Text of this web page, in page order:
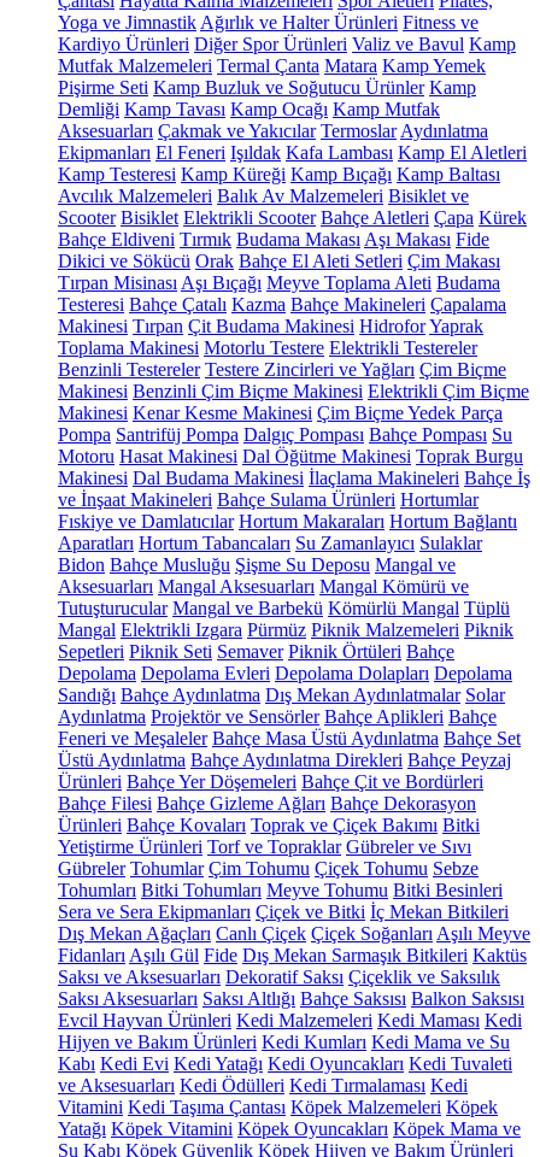
Yoga ve Jimnastik Ağırlık ve Halter Ürünleri Fitness ve
Kardiyo Ürünleri Diğer Spor Ürünleri Valiz ve Bavul Kamp
Mutfak Malzemeleri Termal Çanta Matara Kamp Yemek
Pişirme Seti Kamp Buzluk ve Soğutucu Ürünler Kamp
Demliği Kamp Tavası Kamp Ocağı Kamp Mutfak
Aksesuarları Çakmak ve Yakıcılar Termoslar Aydınlatma
Ekipmanları El Feneri Işıldak Kafa Lambası Kamp El Aletleri
Kamp Testeresi Kamp Küreği Kamp Bıçağı Kamp Baltası
Avcılık Malzemeleri Balık Av Malzemeleri Bisiklet ve
Scooter Bisiklet Elektrikli Scooter Bahçe Aletleri Çapa Kürek
Bahçe Eldiveni Tırmık Budama Makası Aşı Makası Fide
Dikici ve Sökücü Orak Bahçe El Aleti Setleri Çim Makası
Tırpan Misinası Aşı Bıçağı Meyve Toplama Aleti Budama
Testeresi Bahçe Çatalı Kazma Bahçe Makineleri Çapalama
Makinesi Tırpan Çit Budama Makinesi HidroforYaprak
Toplama Makinesi Motorlu Testere Elektrikli Testereler
Benzinli Testereler Testere Zincirleri ve Yağları Çim Biçme
Makinesi Benzinli Çim Biçme Makinesi Elektrikli Çim Biçme
Makinesi Kenar Kesme Makinesi Çim Biçme Yedek Parça
Pompa Santrifüj Pompa Dalgıç Pompası Bahçe Pompası Su
Motoru Hasat Makinesi Dal Öğütme Makinesi Toprak Burgu
Makinesi Dal Budama Makinesi İlaçlama Makineleri Bahçe İş
ve İnşaat Makineleri Bahçe Sulama Ürünleri Hortumlar
Fıskiye ve Damlatıcılar Hortum Makaraları Hortum Bağlantı
Aparatları Hortum Tabancaları Su Zamanlayıcı Sulaklar
Bidon Bahçe Musluğu Şişme Su Deposu Mangal ve
Aksesuarları Mangal Aksesuarları Mangal Kömürü ve
Tutuşturucular Mangal ve Barbekü Kömürlü Mangal Tüplü
Mangal Elektrikli Izgara Pürmüz Piknik Malzemeleri Piknik
Sepetleri Piknik Seti Semaver Piknik Örtüleri Bahçe
Depolama Depolama Evleri Depolama Dolapları Depolama
Sandığı Bahçe Aydınlatma Dış Mekan Aydınlatmalar Solar
Aydınlatma Projektör ve Sensörler Bahçe Aplikleri Bahçe
Feneri ve Meşaleler Bahçe Masa Üstü Aydınlatma Bahçe Set
Üstü Aydınlatma Bahçe Aydınlatma Direkleri Bahçe Peyzaj
Ürünleri Bahçe Yer Döşemeleri Bahçe Çit ve Bordürleri
Bahçe Filesi Bahçe Gizleme Ağları Bahçe Dekorasyon
Ürünleri Bahçe Kovaları Toprak ve Çiçek Bakımı Bitki
Yetiştirme Ürünleri Torf ve Topraklar Gübreler ve Sıvı
Gübreler Tohumlar Çim Tohumu Çiçek Tohumu Sebze
Tohumları Bitki Tohumları Meyve Tohumu Bitki Besinleri
Sera ve Sera Ekipmanları Çiçek ve Bitki İç Mekan Bitkileri
Dış Mekan Ağaçları Canlı Çiçek Çiçek Soğanları Aşılı Meyve
Fidanları Aşılı Gül Fide Dış Mekan Sarmaşık Bitkileri Kaktüs
Saksı ve Aksesuarları Dekoratif Saksı Çiçeklik ve Saksılık
Saksı Aksesuarları Saksı Altlığı Bahçe Saksısı Balkon Saksısı
Evcil Hayvan Ürünleri Kedi Malzemeleri Kedi Maması Kedi
Hijyen ve Bakım Ürünleri Kedi Kumları Kedi Mama ve Su
Kabı Kedi Evi Kedi Yatağı Kedi Oyuncakları Kedi Tuvaleti
ve Aksesuarları Kedi Ödülleri Kedi Tırmalaması Kedi
Vitamini Kedi Taşıma Çantası Köpek Malzemeleri Köpek
Yatağı Köpek Vitamini Köpek Oyuncakları Köpek Mama ve
Su Kabı Köpek Güvenlik Köpek Hijyen ve Bakım Ürünleri